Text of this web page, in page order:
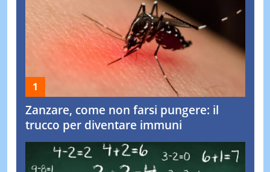
Zanzare, come non farsi pungere: il
trucco per diventare immuni